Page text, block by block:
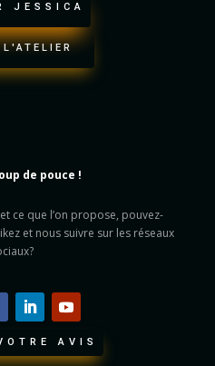
JESSICA
de pouce !
ce que l’on propose, pouvez-
et nous suivre sur les réseaux
AVIS